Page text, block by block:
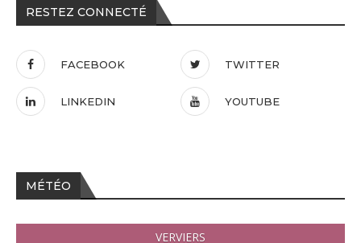
RESTEZ CONNECTÉ
FACEBOOK TWITTER
LINKEDIN YOUTUBE
MÉTÉO
VERVIERS